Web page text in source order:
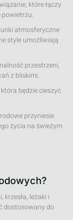
które łączy
atmosferyczne
style umożliwiają
przestrzeni,
z bliskimi.
będzie cieszyć
przyniesie
życia na świeżym
leżaki i
dostosowany do